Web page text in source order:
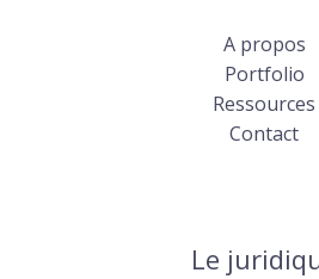
A propos
Portfolio
Ressources
Contact
Le